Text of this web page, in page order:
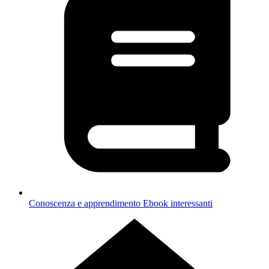
Conoscenza e apprendimento Ebook interessanti